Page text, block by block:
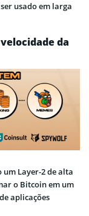
usado em larga
da
um Layer-2 de alta
o Bitcoin em um
aplicações